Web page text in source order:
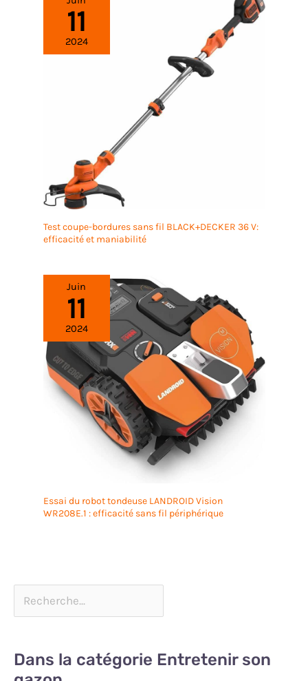
11
2024
Test coupe-bordures sans fil BLACK+DECKER 36 V:
efficacité et maniabilité
Juin
11
2024
Essai du robot tondeuse LANDROID Vision
WR208E.1 : efficacité sans fil périphérique
Dans la catégorie Entretenir son